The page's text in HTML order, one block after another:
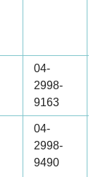
04-
2998-
9163
04-
2998-
9490